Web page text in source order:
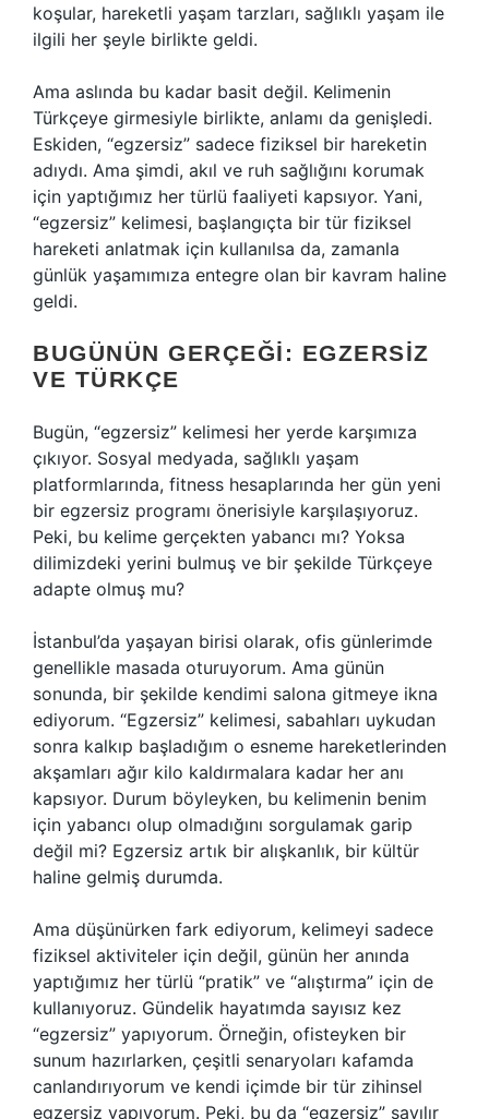
koşular, hareketli yaşam tarzları, sağlıklı yaşam ile
ilgili her şeyle birlikte geldi.
Ama aslında bu kadar basit değil. Kelimenin
Türkçeye girmesiyle birlikte, anlamı da genişledi.
Eskiden, “egzersiz” sadece fiziksel bir hareketin
adıydı. Ama şimdi, akıl ve ruh sağlığını korumak
için yaptığımız her türlü faaliyeti kapsıyor. Yani,
“egzersiz” kelimesi, başlangıçta bir tür fiziksel
hareketi anlatmak için kullanılsa da, zamanla
günlük yaşamımıza entegre olan bir kavram haline
geldi.
BUGÜNÜN GERÇEĞI: EGZERSIZ
VE TÜRKÇE
Bugün, “egzersiz” kelimesi her yerde karşımıza
çıkıyor. Sosyal medyada, sağlıklı yaşam
platformlarında, fitness hesaplarında her gün yeni
bir egzersiz programı önerisiyle karşılaşıyoruz.
Peki, bu kelime gerçekten yabancı mı? Yoksa
dilimizdeki yerini bulmuş ve bir şekilde Türkçeye
adapte olmuş mu?
İstanbul’da yaşayan birisi olarak, ofis günlerimde
genellikle masada oturuyorum. Ama günün
sonunda, bir şekilde kendimi salona gitmeye ikna
ediyorum. “Egzersiz” kelimesi, sabahları uykudan
sonra kalkıp başladığım o esneme hareketlerinden
akşamları ağır kilo kaldırmalara kadar her anı
kapsıyor. Durum böyleyken, bu kelimenin benim
için yabancı olup olmadığını sorgulamak garip
değil mi? Egzersiz artık bir alışkanlık, bir kültür
haline gelmiş durumda.
Ama düşünürken fark ediyorum, kelimeyi sadece
fiziksel aktiviteler için değil, günün her anında
yaptığımız her türlü “pratik” ve “alıştırma” için de
kullanıyoruz. Gündelik hayatımda sayısız kez
“egzersiz” yapıyorum. Örneğin, ofisteyken bir
sunum hazırlarken, çeşitli senaryoları kafamda
canlandırıyorum ve kendi içimde bir tür zihinsel
egzersiz yapıyorum. Peki, bu da “egzersiz” sayılır